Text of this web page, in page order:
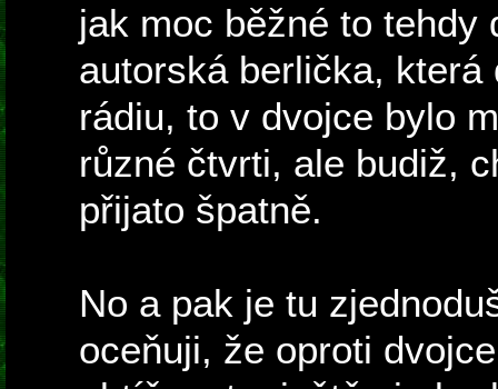
jak moc běžné to
autorská berlička,
rádiu, to v dvojce bylo
různé čtvrti, ale budiž,
přijato špatně.
No a pak je tu
oceňuji, že oproti